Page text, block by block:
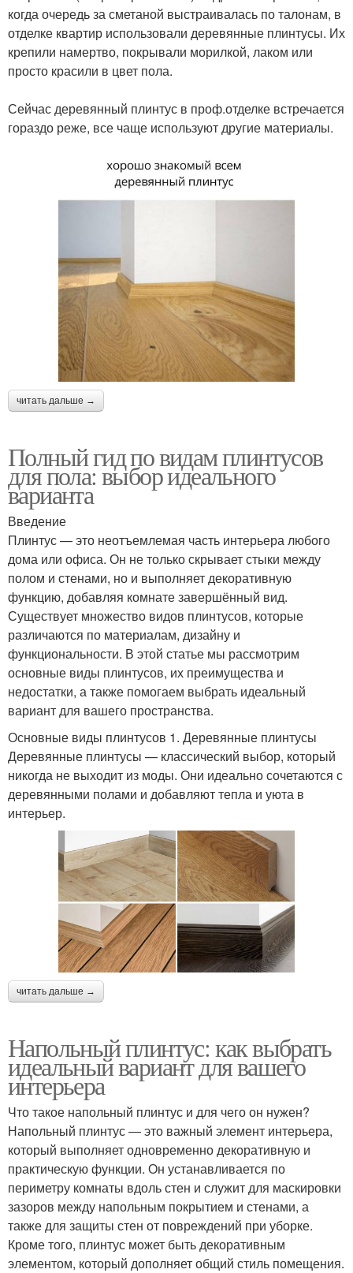
когда очередь за сметаной выстраивалась по талонам, в
отделке квартир использовали деревянные плинтусы. Их
крепили намертво, покрывали морилкой, лаком или
просто красили в цвет пола.
Сейчас деревянный плинтус в проф.отделке встречается
гораздо реже, все чаще используют другие материалы.
читать дальше →
Полный гид по видам плинтусов
для пола: выбор идеального
варианта
Введение
Плинтус — это неотъемлемая часть интерьера любого
дома или офиса. Он не только скрывает стыки между
полом и стенами, но и выполняет декоративную
функцию, добавляя комнате завершённый вид.
Существует множество видов плинтусов, которые
различаются по материалам, дизайну и
функциональности. В этой статье мы рассмотрим
основные виды плинтусов, их преимущества и
недостатки, а также помогаем выбрать идеальный
вариант для вашего пространства.
Основные виды плинтусов 1. Деревянные плинтусы
Деревянные плинтусы — классический выбор, который
никогда не выходит из моды. Они идеально сочетаются с
деревянными полами и добавляют тепла и уюта в
интерьер.
читать дальше →
Напольный плинтус: как выбрать
идеальный вариант для вашего
интерьера
Что такое напольный плинтус и для чего он нужен?
Напольный плинтус — это важный элемент интерьера,
который выполняет одновременно декоративную и
практическую функции. Он устанавливается по
периметру комнаты вдоль стен и служит для маскировки
зазоров между напольным покрытием и стенами, а
также для защиты стен от повреждений при уборке.
Кроме того, плинтус может быть декоративным
элементом, который дополняет общий стиль помещения.